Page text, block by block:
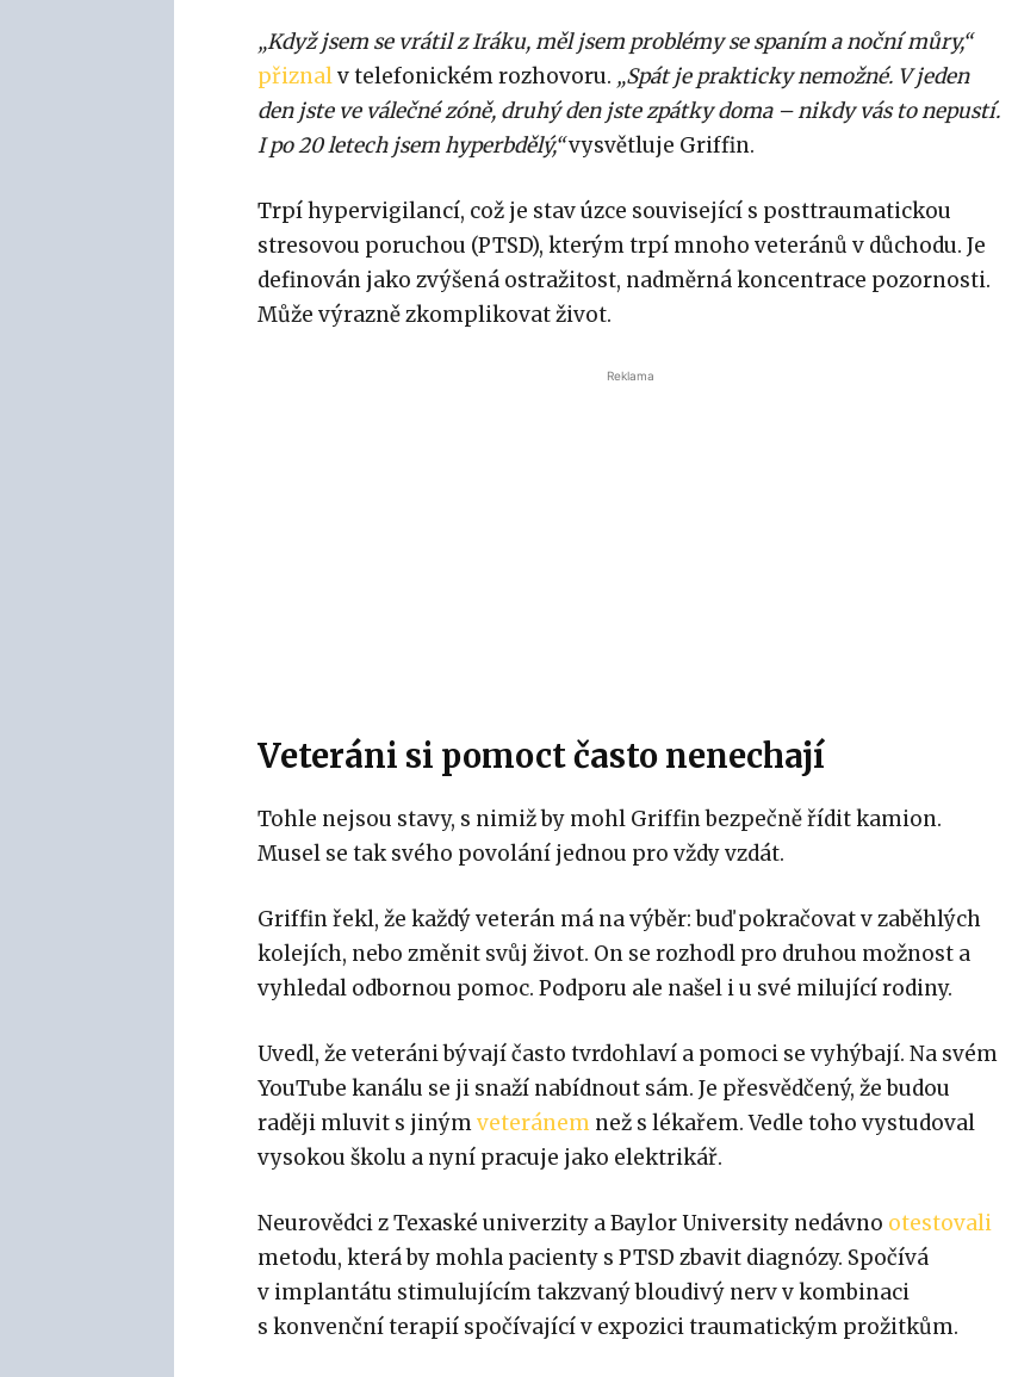
„Když jsem se vrátil z Iráku, měl jsem problémy se spaním a noční můry,“
přiznalv telefonickém rozhovoru. „Spát je prakticky nemožné. V jeden
den jste ve válečné zóně, druhý den jste zpátky doma – nikdy vás to nepustí.
I po 20 letech jsem hyperbdělý,“vysvětluje Griffin.
Trpí hypervigilancí, což je stav úzce související s posttraumatickou
stresovou poruchou (PTSD), kterým trpí mnoho veteránů v důchodu. Je
definován jako zvýšená ostražitost, nadměrná koncentrace pozornosti.
Může výrazně zkomplikovat život.
Reklama
Veteráni si pomoct často nenechají
Tohle nejsou stavy, s nimiž by mohl Griffin bezpečně řídit kamion.
Musel se tak svého povolání jednou pro vždy vzdát.
Griffin řekl, že každý veterán má na výběr: buď pokračovat v zaběhlých
kolejích, nebo změnit svůj život. On se rozhodl pro druhou možnost a
vyhledal odbornou pomoc. Podporu ale našel i u své milující rodiny.
Uvedl, že veteráni bývají často tvrdohlaví a pomoci se vyhýbají. Na svém
YouTube kanálu se ji snaží nabídnout sám. Je přesvědčený, že budou
raději mluvit s jinýmveteránem než s lékařem. Vedle toho vystudoval
vysokou školu a nyní pracuje jako elektrikář.
Neurovědci z Texaské univerzity a Baylor University nedávno otestovali
metodu, která by mohla pacienty s PTSD zbavit diagnózy. Spočívá
v implantátu stimulujícím takzvaný bloudivý nerv v kombinaci
s konvenční terapií spočívající v expozici traumatickým prožitkům.